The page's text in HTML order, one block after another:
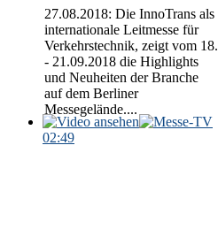
27.08.2018: Die InnoTrans als
internationale Leitmesse für
Verkehrstechnik, zeigt vom 18.
- 21.09.2018 die Highlights
und Neuheiten der Branche
auf dem Berliner
Messegelände....
02:49